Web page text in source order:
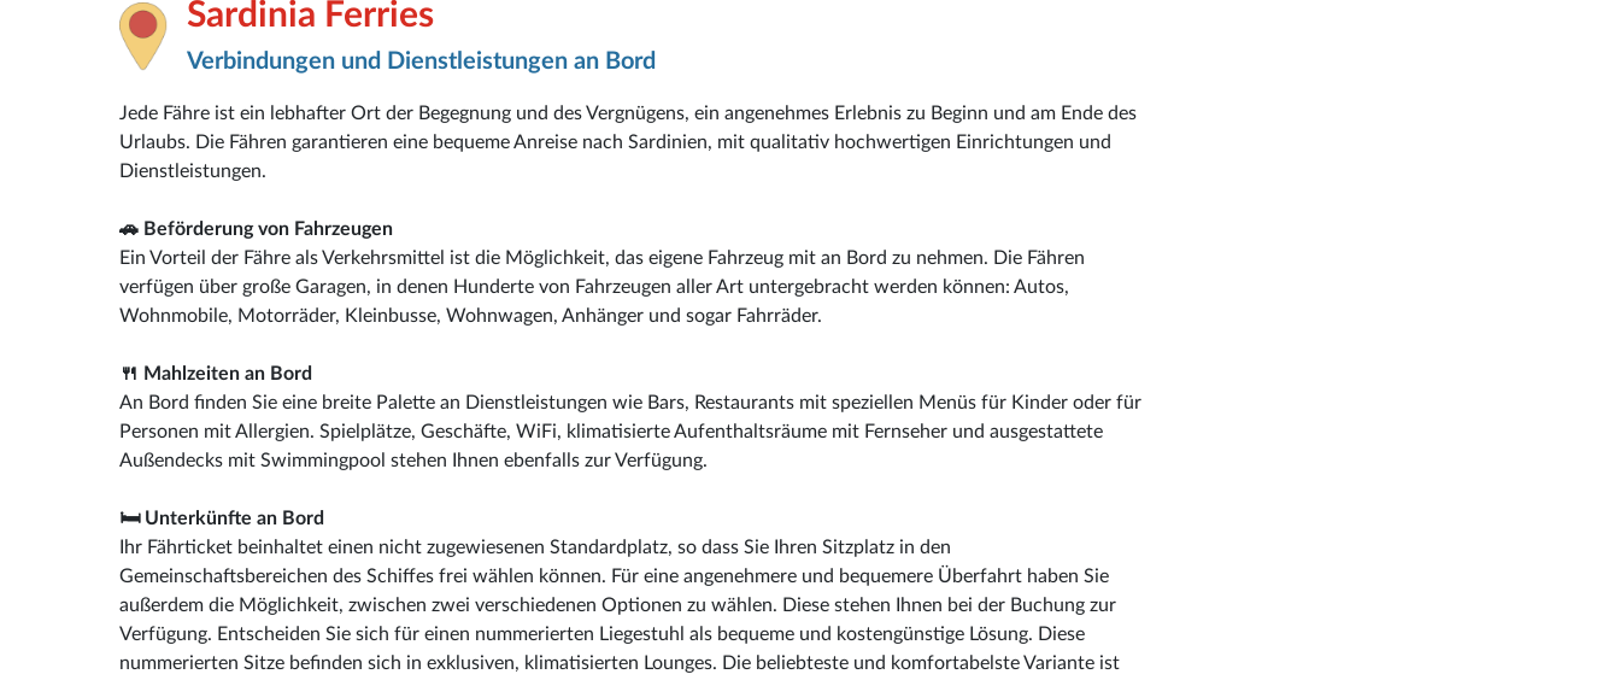
Sardinia Ferries
Verbindungen und Dienstleistungen an Bord
Jede Fähre ist ein lebhafter Ort der Begegnung und des Vergnügens, ein angenehmes Erlebnis zu Beginn und am Ende des
Urlaubs. Die Fähren garantieren eine bequeme Anreise nach Sardinien, mit qualitativ hochwertigen Einrichtungen und
Dienstleistungen.
🚗 Beförderung von Fahrzeugen
Ein Vorteil der Fähre als Verkehrsmittel ist die Möglichkeit, das eigene Fahrzeug mit an Bord zu nehmen. Die Fähren
verfügen über große Garagen, in denen Hunderte von Fahrzeugen aller Art untergebracht werden können: Autos,
Wohnmobile, Motorräder, Kleinbusse, Wohnwagen, Anhänger und sogar Fahrräder.
🍴 Mahlzeiten an Bord
An Bord finden Sie eine breite Palette an Dienstleistungen wie Bars, Restaurants mit speziellen Menüs für Kinder oder für
Personen mit Allergien. Spielplätze, Geschäfte, WiFi, klimatisierte Aufenthaltsräume mit Fernseher und ausgestattete
Außendecks mit Swimmingpool stehen Ihnen ebenfalls zur Verfügung.
🛏 Unterkünfte an Bord
Ihr Fährticket beinhaltet einen nicht zugewiesenen Standardplatz, so dass Sie Ihren Sitzplatz in den
Gemeinschaftsbereichen des Schiffes frei wählen können. Für eine angenehmere und bequemere Überfahrt haben Sie
außerdem die Möglichkeit, zwischen zwei verschiedenen Optionen zu wählen. Diese stehen Ihnen bei der Buchung zur
Verfügung. Entscheiden Sie sich für einen nummerierten Liegestuhl als bequeme und kostengünstige Lösung. Diese
nummerierten Sitze befinden sich in exklusiven, klimatisierten Lounges. Die beliebteste und komfortabelste Variante ist